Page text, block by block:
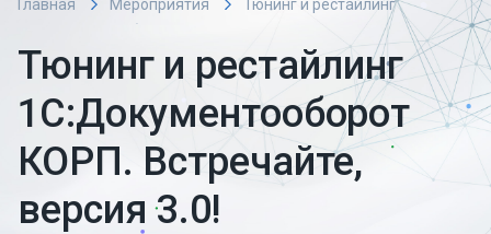
Главная Мероприятия
Тюнинг и рестайлинг
1С:Документооборот КОРП. Встречайте, версия 3.0!
Тюнинг и рестайлинг
1С:Документооборот
КОРП. Встречайте,
версия 3.0!